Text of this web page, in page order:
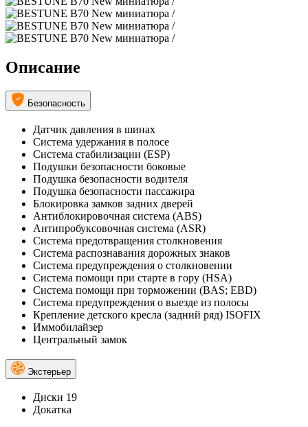
Описание
Безопасность
Датчик давления в шинах
Система удержания в полосе
Система стабилизации (ESP)
Подушки безопасности боковые
Подушка безопасности водителя
Подушка безопасности пассажира
Блокировка замков задних дверей
Антиблокировочная система (ABS)
Антипробуксовочная система (ASR)
Система предотвращения столкновения
Система распознавания дорожных знаков
Система предупреждения о столкновении
Система помощи при старте в гору (HSA)
Система помощи при торможении (BAS; EBD)
Система предупреждения о выезде из полосы
Крепление детского кресла (задний ряд) ISOFIX
Иммобилайзер
Центральный замок
Экстерьер
Диски 19
Докатка